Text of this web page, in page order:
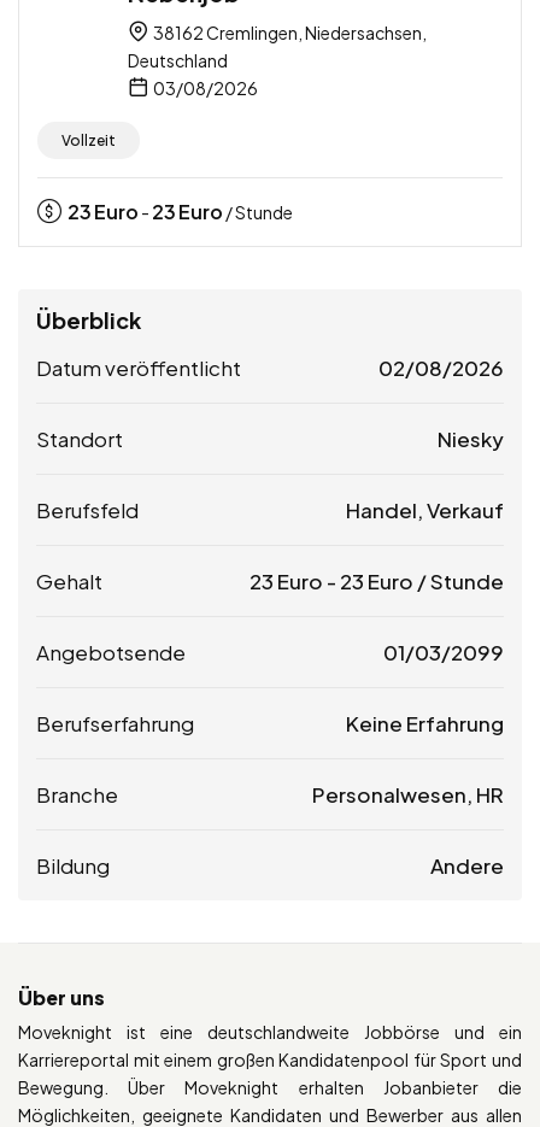
38162 Cremlingen, Niedersachsen,
Deutschland
03/08/2026
Vollzeit
23Euro - 23Euro / Stunde
Überblick
Datum veröffentlicht 02/08/2026
Standort Niesky
Berufsfeld Handel, Verkauf
Gehalt 23 Euro - 23 Euro / Stunde
Angebotsende 01/03/2099
Berufserfahrung Keine Erfahrung
Branche Personalwesen, HR
Bildung Andere
Über uns
Moveknight ist eine deutschlandweite Jobbörse und ein
Karriereportal mit einem großen Kandidatenpool für Sport und
Bewegung. Über Moveknight erhalten Jobanbieter die
Möglichkeiten, geeignete Kandidaten und Bewerber aus allen